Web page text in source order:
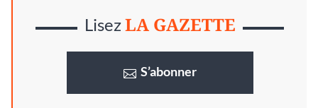
LisezLA GAZETTE
S’abonner